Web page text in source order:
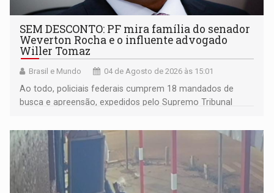
SEM DESCONTO: PF mira família do senador
Weverton Rocha e o influente advogado
Willer Tomaz
Brasil e Mundo 04 de Agosto de 2026 às 15:01
Ao todo, policiais federais cumprem 18 mandados de
busca e apreensão, expedidos pelo Supremo Tribunal